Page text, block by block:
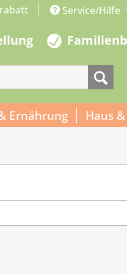
Service/Hilfe
Ernährung Haus